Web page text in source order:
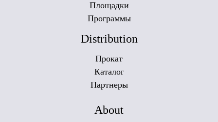
Площадки
Программы
Distribution
Прокат
Каталог
Партнеры
About